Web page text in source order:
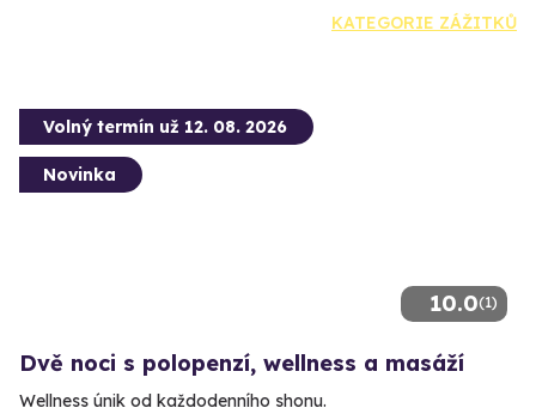
KATEGORIE ZÁŽITKŮ
10.0(1)
Volný termín už 12. 08. 2026
Novinka
Dvě noci s polopenzí, wellness a masáží
Wellness únik od každodenního shonu.